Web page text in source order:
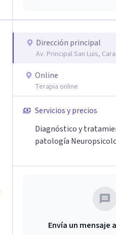
Dirección principal
Av. Principal San Luis,
Online
Terapia online
Servicios y precios
Diagnóstico y
patología
Envía un mensaje